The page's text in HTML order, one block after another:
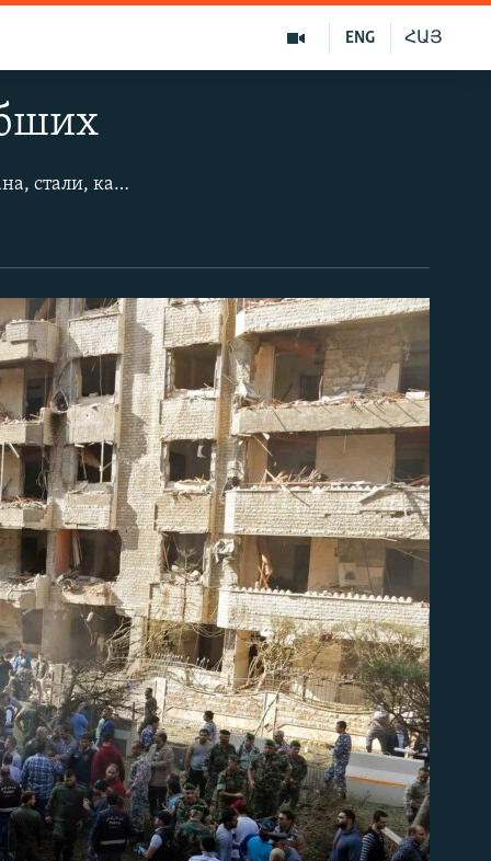
ՀԱՅ
ENG
Жертвами двух взрывов, прогремевших 19 ноября в Бейруте у посольства Ирана, стали, как минимум, 23 человека, около полутора сотен ранены. Посол Ирана Газанфар Рокт-Абади не пострадал, однако, по его словам, погиб атташе по культуре Ибрагим Ансари. Посольство Ирана расположено в той части Бейрута, которая считается опорным пунктом шиитской радикальной группировки "Хезболла", которая, как и Тегеран, поддерживает сирийского президента Башара Асада. Нападение произвели двое смертников, один из них - на автомобиле. Этот район и ранее подвергался нападениям со стороны сирийских боевиков, которые заявили, что вооружённая операция в этой части города проводилась "как возмездие за поддержку, которую "Хезболла" оказывает Асаду".